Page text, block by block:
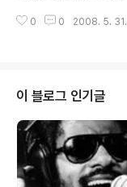
0 0 2008. 5. 31.
이 블로그 인기글